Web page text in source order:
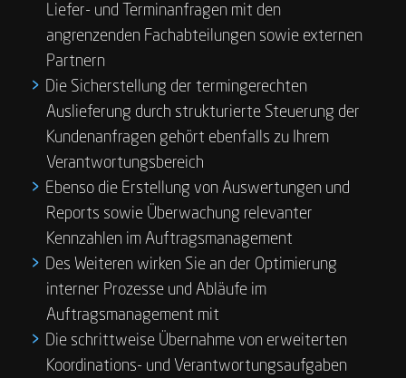
Liefer- und Terminanfragen mit den
angrenzenden Fachabteilungen sowie externen
Partnern
Die Sicherstellung der termingerechten
Auslieferung durch strukturierte Steuerung der
Kundenanfragen gehört ebenfalls zu Ihrem
Verantwortungsbereich
Ebenso die Erstellung von Auswertungen und
Reports sowie Überwachung relevanter
Kennzahlen im Auftragsmanagement
Des Weiteren wirken Sie an der Optimierung
interner Prozesse und Abläufe im
Auftragsmanagement mit
Die schrittweise Übernahme von erweiterten
Koordinations- und Verantwortungsaufgaben